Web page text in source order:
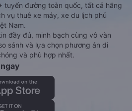
tuyến đường toàn quốc, tất cả hãng
vụ thuê xe máy, xe du lịch phủ
Nam.
đầy đủ, minh bạch cùng vô vàn
sánh và lựa chọn phương án di
và phù hợp nhất.